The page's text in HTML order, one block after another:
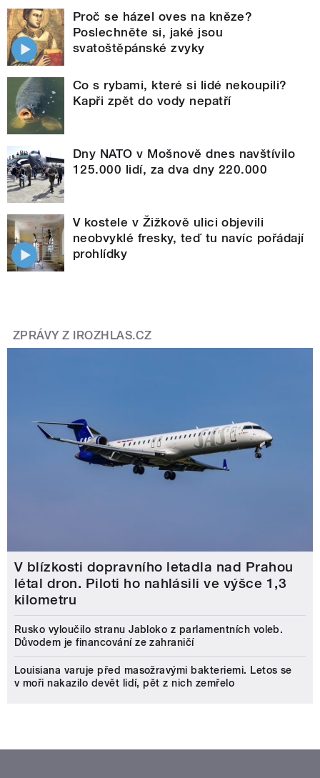
Proč se házel oves na kněze?
Poslechněte si, jaké jsou
svatoštěpánské zvyky
Co s rybami, které si lidé nekoupili?
Kapři zpět do vody nepatří
Dny NATO v Mošnově dnes navštívilo
125.000 lidí, za dva dny 220.000
V kostele v Žižkově ulici objevili
neobvyklé fresky, teď tu navíc pořádají
prohlídky
ZPRÁVY Z IROZHLAS.CZ
V blízkosti dopravního letadla nad Prahou
létal dron. Piloti ho nahlásili ve výšce 1,3
kilometru
Rusko vyloučilo stranu Jabloko z parlamentních voleb.
Důvodem je financování ze zahraničí
Louisiana varuje před masožravými bakteriemi. Letos se
v moři nakazilo devět lidí, pět z nich zemřelo